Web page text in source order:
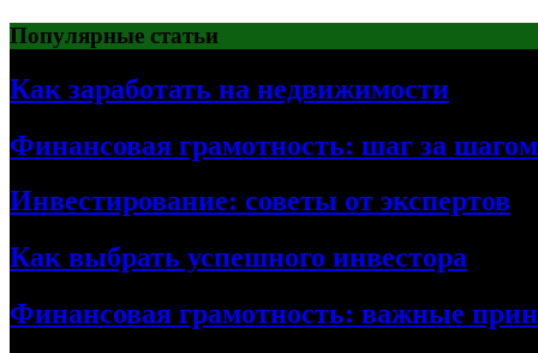
Перейти
к
содержимому
Популярные статьи
Как заработать на недвижимости
Финансовая грамотность: шаг за шагом
Инвестирование: советы от экспертов
Как выбрать успешного инвестора
Финансовая грамотность: важные